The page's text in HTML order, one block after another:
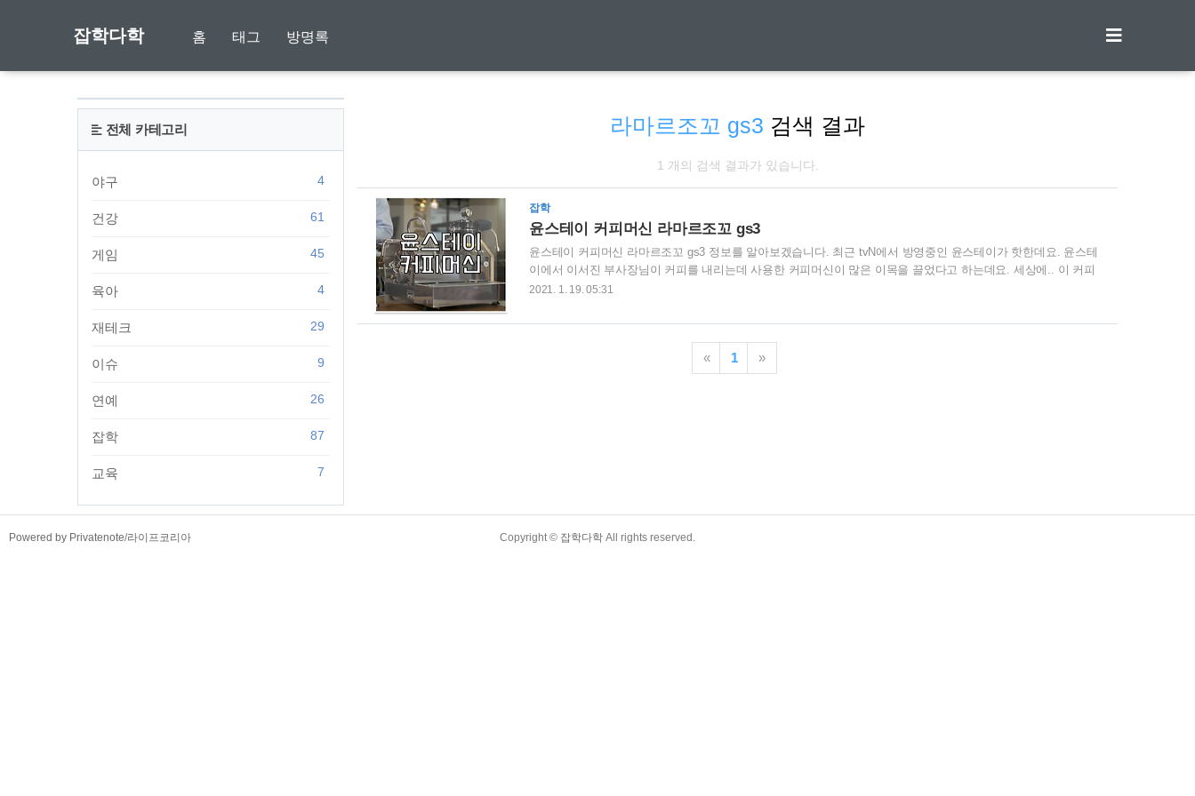
잡학다학 홈 태그 방명록
라마르조꼬 gs3 검색 결과
1 개의 검색 결과가 있습니다.
잡학
윤스테이 커피머신 라마르조꼬 gs3
윤스테이 커피머신 라마르조꼬 gs3 정보를 알아보겠습니다. 최근 tvN에서 방영중인 윤스테이가 핫한데요. 윤스테
이에서 이서진 부사장님이 커피를 내리는데 사용한 커피머신이 많은 이목을 끌었다고 하는데요. 세상에.. 이 커피
머신이 아주 아주 귀하신 몸이더라구요. 그래서 정보를 찾아보았어요. | 윤스테이 커피머신 일단 이 커피머신은 라
는.. TV에서 대충봐도 고가의 커피머신이라는게 느껴집니다. 라마르조꼬 라는 회사를 먼저 살펴보면요. 1927년 이
탈리아 피렌체에 설립된 고급 커피머신 전문 회사로 스카페라이에 본사를 두고 있는 역사깊은 회사입니다. 윤스테
이에서 나온 커피머신은 라마르조꼬 gs3라는 모델로 가정용..
2021. 1. 19. 05:31
« 1 »
전체 카테고리
야구 4
건강 61
게임 45
육아 4
재테크 29
이슈 9
연예 26
잡학 87
교육 7
Powered by Privatenote/라이프코리아 Copyright © 잡학다학 All rights reserved.
TistoryWhaleSkin3.4